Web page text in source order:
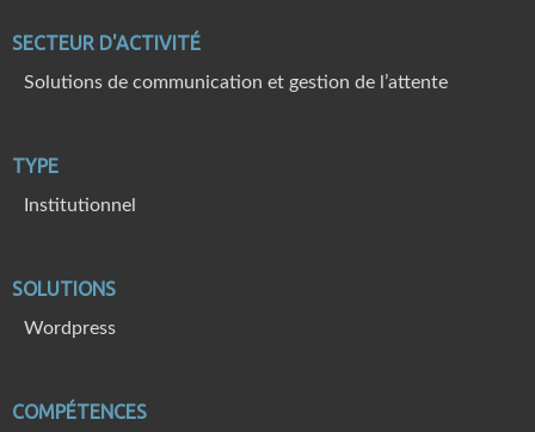
SECTEUR D'ACTIVITÉ
Solutions de communication et gestion de l’attente
TYPE
Institutionnel
SOLUTIONS
Wordpress
COMPÉTENCES